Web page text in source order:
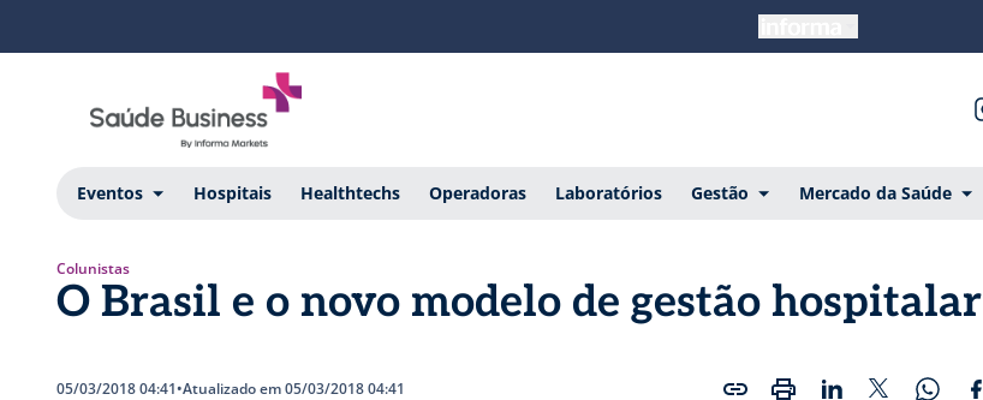
Eventos Hospitais Healthtechs Operadoras Laboratórios Gestão Mercado da Saúde
Colunistas
O Brasil e o novo modelo de gestão hospitalar
05/03/2018 04:41•Atualizado em 05/03/2018 04:41